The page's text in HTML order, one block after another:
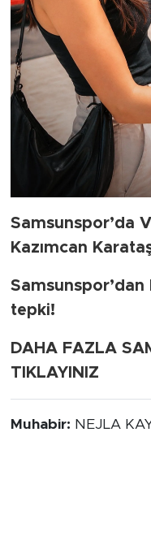
Samsunspor’da
Kazımcan
Samsunspor’dan
tepki!
DAHA FAZLA
TIKLAYINIZ
Muhabir: NEJLA